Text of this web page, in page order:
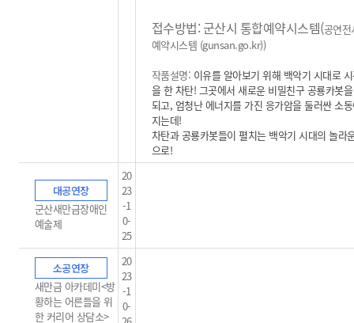
접수방법: 군산시 통합예약시스템(공연
예약시스템 (gunsan.go.kr))
작품설명: 이유를 알아보기 위해 백악기 시대로
을 한 차탄! 그곳에서 새로운 비밀친구 공룡카봇
되고, 엄청난 에너지를 가진 응가암을 둘러싼 소
지는데!
차탄과 공룡카봇들이 펼치는 백악기 시대의 놀라
으로!
대공연장
군산새만금장애인
예술제
20
23
-1
0-
25
소공연장
새만금 아카데미<방
황하는 어른들을 위
한 커리어 상담소>
20
23
-1
0-